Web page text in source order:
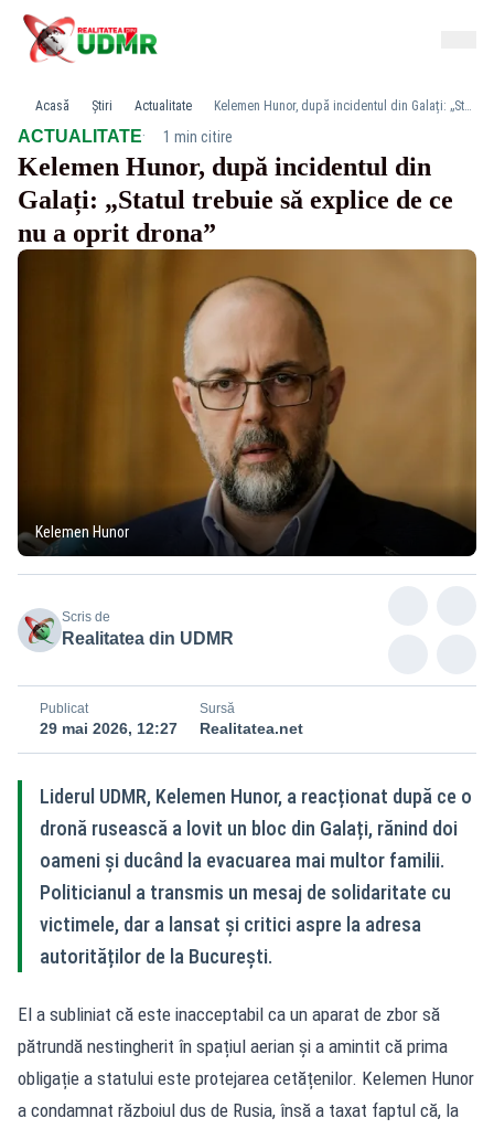
Acasă Știri Actualitate Kelemen Hunor, după incidentul din Galați: „Statul trebuie să explice de ce nu a oprit drona”
ACTUALITATE· 1 min citire
Kelemen Hunor, după incidentul din
Galați: „Statul trebuie să explice de ce
nu a oprit drona”
Kelemen Hunor
Scris de
Realitatea din UDMR
Publicat
29 mai 2026, 12:27
Sursă
Realitatea.net
Liderul UDMR, Kelemen Hunor, a reacționat după ce o
dronă rusească a lovit un bloc din Galați, rănind doi
oameni și ducând la evacuarea mai multor familii.
Politicianul a transmis un mesaj de solidaritate cu
victimele, dar a lansat și critici aspre la adresa
autorităților de la București.
El a subliniat că este inacceptabil ca un aparat de zbor să
pătrundă nestingherit în spațiul aerian și a amintit că prima
obligație a statului este protejarea cetățenilor. Kelemen Hunor
a condamnat războiul dus de Rusia, însă a taxat faptul că, la